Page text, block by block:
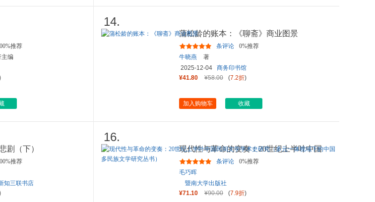
推荐
主编
14.
蒲松龄的账本：《聊斋》商业图景
条评论
0%推荐
牛晓燕
著
2025-12-04
商务印书馆
¥41.80
¥58.00 (7.2折)
加入购物车 收藏
剧（下）
推荐
知三联书店
16.
现代性与革命的变奏：20世纪上半叶中国
民间文学学术史研究（多元
条评论
0%推荐
毛巧晖
暨南大学出版社
¥71.10
¥90.00 (7.9折)